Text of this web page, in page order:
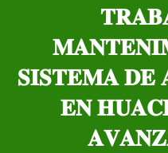
𝐒𝐈𝐒𝐓𝐄𝐌𝐀
𝐄𝐍